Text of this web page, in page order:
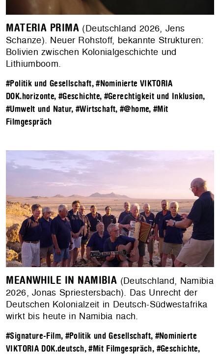
MATERIA PRIMA (Deutschland 2026, Jens
Schanze). Neuer Rohstoff, bekannte Strukturen:
Bolivien zwischen Kolonialgeschichte und
Lithiumboom.
#Politik und Gesellschaft,#Nominierte VIKTORIA
DOK.horizonte, #Geschichte, #Gerechtigkeit und Inklusion,
#Umwelt und Natur,#Wirtschaft,#@home, #Mit
Filmgespräch
MEANWHILE IN NAMIBIA (Deutschland, Namibia
2026, Jonas Spriestersbach). Das Unrecht der
Deutschen Kolonialzeit in Deutsch-Südwestafrika
wirkt bis heute in Namibia nach.
#Signature-Film, #Politik und Gesellschaft, #Nominierte
VIKTORIA DOK.deutsch,#Mit Filmgespräch, #Geschichte,